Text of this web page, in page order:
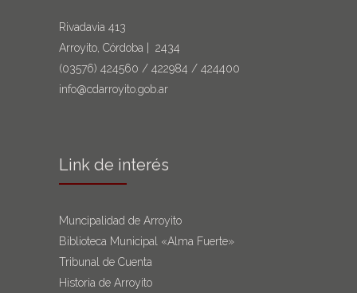
Rivadavia 413
Arroyito, Córdoba | 2434
(03576) 424560 / 422984 / 424400
info@cdarroyito.gob.ar
Link de interés
Muncipalidad de Arroyito
Biblioteca Municipal «Alma Fuerte»
Tribunal de Cuenta
Historia de Arroyito